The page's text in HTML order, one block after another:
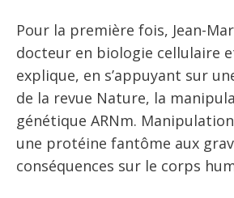
Pour la première fois, Jean-
docteur en biologie cellulaire
explique, en s’appuyant sur
de la revue Nature, la
génétique ARNm.
une protéine fantôme aux
conséquences sur le corps